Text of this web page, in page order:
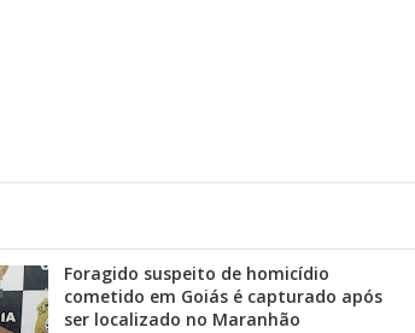
Foragido suspeito de homicídio
cometido em Goiás é capturado após
ser localizado no Maranhão